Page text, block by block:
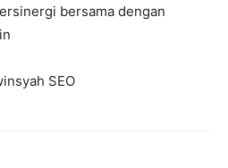
bersama dengan
SEO